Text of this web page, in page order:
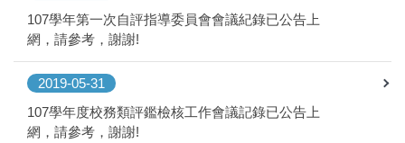
107學年第一次自評指導委員會會議紀錄已公告上
網，請參考，謝謝!
2019-05-31
107學年度校務類評鑑檢核工作會議記錄已公告上
網，請參考，謝謝!